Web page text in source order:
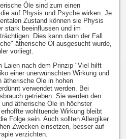
Öle sind zum einen
auf Physis und Psyche wirken. Je
Zustand können sie Physis
stark beeinflussen und im
Dies kann dann der Fall
ätherische Öl ausgesucht wurde,
vorliegt.
Laien nach dem Prinzip "Viel hilft
einer unerwünschten Wirkung und
ätherische Öle in hohen
verwendet werden. Bei
getrieben. Sie werden den
ätherische Öle in höchster
wohltuende Wirkung bleibt
Folge sein. Auch sollten Allergiker
Zwecken einsetzen, besser auf
verzichten.